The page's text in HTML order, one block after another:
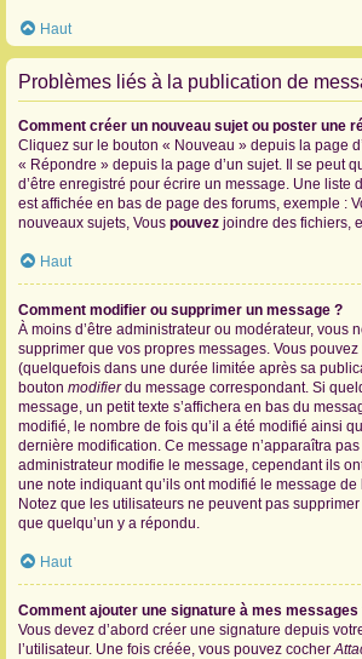
Haut
Problèmes liés à la publication de
Comment créer un nouveau sujet ou poster une
Cliquez sur le bouton « Nouveau » depuis la page
« Répondre » depuis la page d’un sujet. Il se peut
d’être enregistré pour écrire un message. Une liste
est affichée en bas de page des forums, exemple :
nouveaux sujets, Vous pouvez joindre des fichiers,
Haut
Comment modifier ou supprimer un message ?
À moins d’être administrateur ou modérateur, vous
supprimer que vos propres messages. Vous
(quelquefois dans une durée limitée après sa
bouton modifierdu message correspondant. Si
message, un petit texte s’affichera en bas du
modifié, le nombre de fois qu’il a été modifié ainsi
dernière modification. Ce message n’apparaîtra
administrateur modifie le message, cependant ils
une note indiquant qu’ils ont modifié le message
Notez que les utilisateurs ne peuvent pas
que quelqu’un y a répondu.
Haut
Comment ajouter une signature à mes messages
Vous devez d’abord créer une signature depuis
l’utilisateur. Une fois créée, vous pouvez cocher